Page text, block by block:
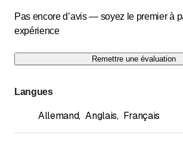
Pas encore d’avis — soyez le premier à
expérience
Remettre une évaluation
Langues
Allemand, Anglais, Français